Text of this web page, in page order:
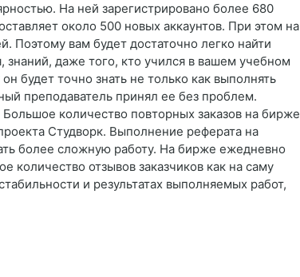
На ней зарегистрировано более 680
около 500 новых аккаунтов. При этом на
Поэтому вам будет достаточно легко найти
даже того, кто учился в вашем учебном
будет точно знать не только как выполнять
преподаватель принял ее без проблем.
Большое количество повторных заказов на бирже
Студворк. Выполнение реферата на
более сложную работу. На бирже ежедневно
количество отзывов заказчиков как на саму
и результатах выполняемых работ,